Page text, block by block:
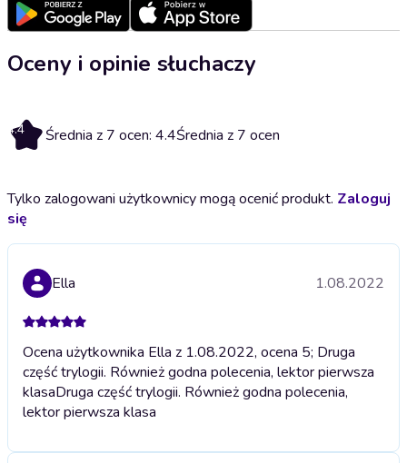
Oceny i opinie słuchaczy
4.4 Średnia z 7 ocen: 4.4Średnia z 7 ocen
Tylko zalogowani użytkownicy mogą ocenić produkt. Zaloguj
się
Ella 1.08.2022
Ocena użytkownika Ella z 1.08.2022, ocena 5; Druga
część trylogii. Również godna polecenia, lektor pierwsza
klasaDruga część trylogii. Również godna polecenia,
lektor pierwsza klasa